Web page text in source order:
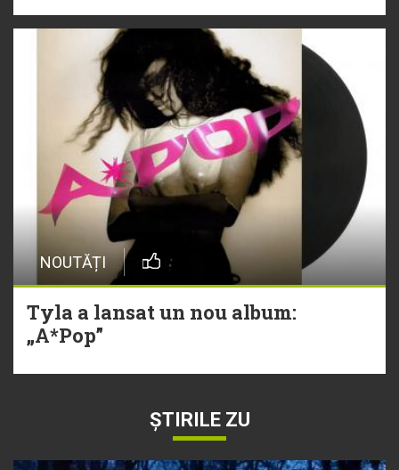
NOUTĂȚI
Tyla a lansat un nou album:
„A*Pop”
ȘTIRILE ZU